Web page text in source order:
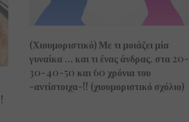
(Χιουμοριστικό) Με τι μοιάζει μία
γυναίκα … και τι ένας άνδρας, στα 20-
30-40-50 και 60 χρόνια του
-αντίστοιχα-!! (χιουμοριστικό σχόλιο)